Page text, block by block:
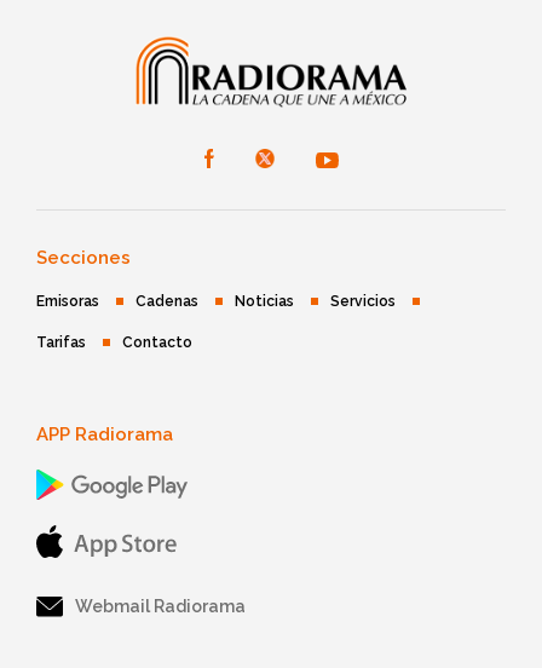
Secciones
Emisoras Cadenas Noticias Servicios
Tarifas Contacto
APP Radiorama
Webmail Radiorama